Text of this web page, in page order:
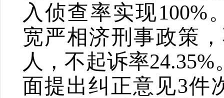
入侦查率实现100%
宽严相济刑事政策
人，不起诉率24.35%
面提出纠正意见3件